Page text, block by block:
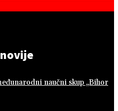
naučni skup „Bihor